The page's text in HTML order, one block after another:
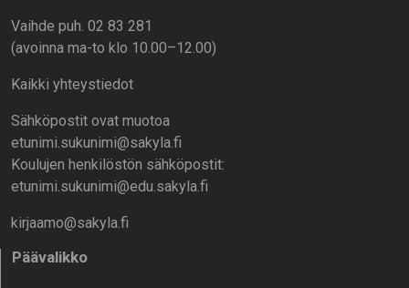
Vaihde puh. 02 83 281
(avoinna ma-to klo 10.00–12.00)
Kaikki yhteystiedot
Sähköpostit ovat muotoa
etunimi.sukunimi@sakyla.fi
Koulujen henkilöstön sähköpostit:
etunimi.sukunimi@edu.sakyla.fi
kirjaamo@sakyla.fi
Päävalikko